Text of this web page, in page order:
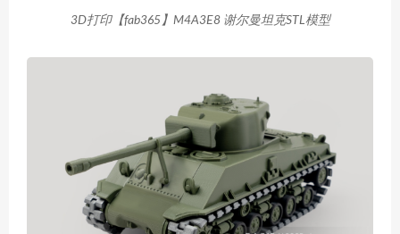
3D打印【fab365】M4A3E8 谢尔曼坦克STL模型